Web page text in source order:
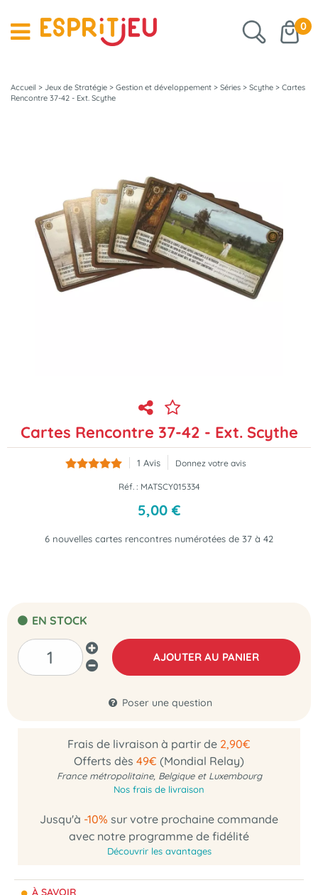
0
Accueil > Jeux de Stratégie > Gestion et développement > Séries > Scythe > Cartes
Rencontre 37-42 - Ext. Scythe
Cartes Rencontre 37-42 - Ext. Scythe
1 Avis Donnez votre avis
Réf. : MATSCY015334
5,00 €
6 nouvelles cartes rencontres numérotées de 37 à 42
EN STOCK
AJOUTER AU PANIER
Poser une question
Frais de livraison à partir de 2,90€
Offerts dès 49€ (Mondial Relay)
France métropolitaine, Belgique et Luxembourg
Nos frais de livraison
Jusqu'à -10% sur votre prochaine commande
avec notre programme de fidélité
Découvrir les avantages
À SAVOIR